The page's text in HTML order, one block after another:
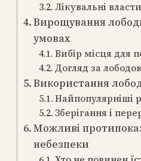
Лікувальні
Вирощування
умовах
Вибір місця для
Догляд за
Використання
Найпопулярніші
Зберігання і
Можливі
небезпеки